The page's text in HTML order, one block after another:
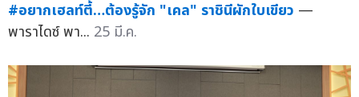
#อยากเฮลท์ตี้…ต้องรู้จัก "เคล" ราชินีผักใบเขียว —
พาราไดซ์ พา... 25 มี.ค.